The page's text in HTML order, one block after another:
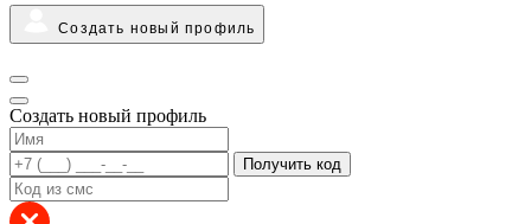
Создать новый профиль
Создать новый профиль
Получить код